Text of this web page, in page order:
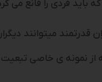
باید فردی را قانع می­
قدرتمند می­توانند
از نمونه ­ی خاصی